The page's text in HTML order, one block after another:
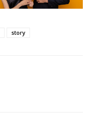
story